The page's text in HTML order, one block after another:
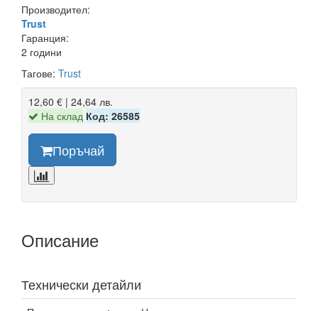
Производител:
Trust
Гаранция:
2 години
Тагове: Trust
12,60 € | 24,64 лв.
На склад Код: 26585
Поръчай
Описание
Технически детайли